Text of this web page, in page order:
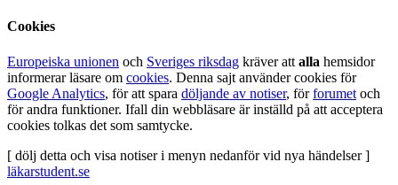
Cookies
Europeiska unionen och Sveriges riksdag kräver att alla hemsidor
informerar läsare om cookies. Denna sajt använder cookies för
Google Analytics, för att spara döljande av notiser, förforumet och
för andra funktioner. Ifall din webbläsare är inställd på att acceptera
cookies tolkas det som samtycke.
[ dölj detta och visa notiser i menyn nedanför vid nya händelser ]
läkarstudent.se